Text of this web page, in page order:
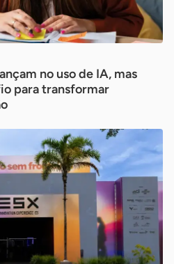
no uso de IA, mas
para transformar